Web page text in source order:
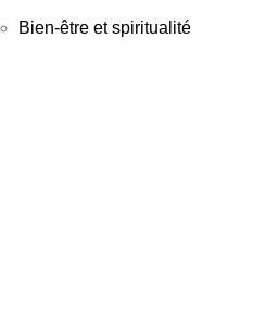
Bien-être et spiritualité